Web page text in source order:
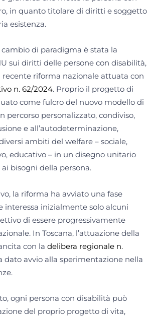
in quanto titolare di diritti e soggetto
esistenza.
di paradigma è stata la
sui diritti delle persone con disabilità,
recente riforma nazionale attuata con
n. 62/2024. Proprio il progetto di
come fulcro del nuovo modello di
percorso personalizzato, condiviso,
e all’autodeterminazione,
ambiti del welfare – sociale,
educativo – in un disegno unitario
bisogni della persona.
la riforma ha avviato una fase
interessa inizialmente solo alcuni
di essere progressivamente
In Toscana, l’attuazione della
con la delibera regionale n.
dato avvio alla sperimentazione nella
ogni persona con disabilità può
del proprio progetto di vita,